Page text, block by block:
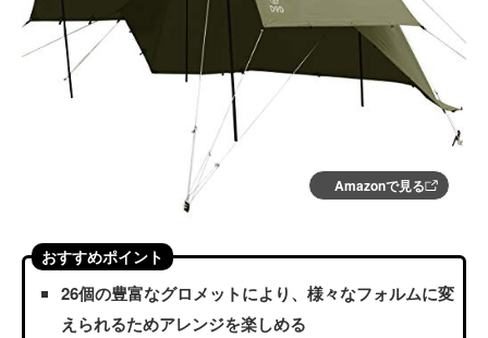
Amazonで見る
おすすめポイント
26個の豊富なグロメットにより、様々なフォルムに変
えられるためアレンジを楽しめる